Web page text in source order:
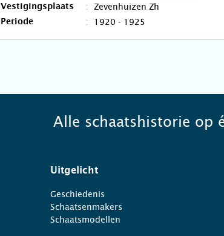
Vestigingsplaats Zevenhuizen Zh
Periode 1920 - 1925
Alle schaatshistorie op
Uitgelicht
Geschiedenis
Schaatsenmakers
Schaatsmodellen